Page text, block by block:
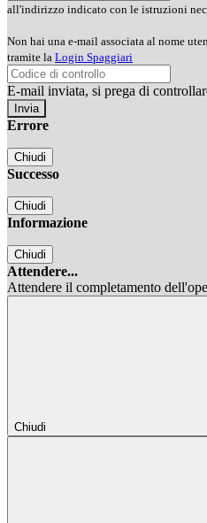
all'indirizzo indicato con le istruzioni
Non hai una e-mail associata al nome
tramite la Login Spaggiari
E-mail inviata, si prega di
Errore
Chiudi
Successo
Chiudi
Informazione
Chiudi
Attendere...
Attendere il completamento
Chiudi